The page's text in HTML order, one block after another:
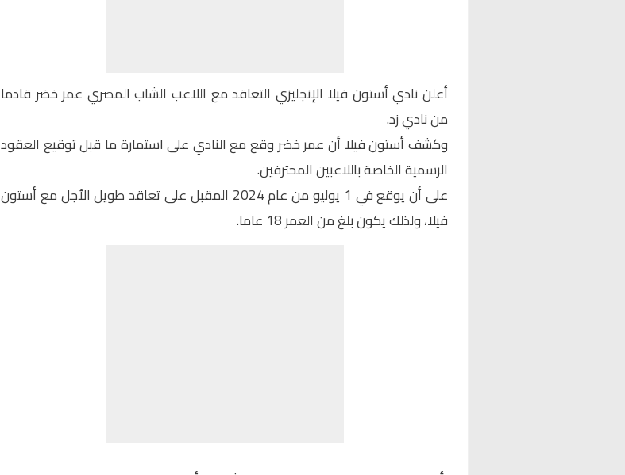
أعلن نادي أستون فيلا الإنجليزي التعاقد مع اللاعب الشاب المصري عمر خضر قادما
من نادي زد.
وكشف أستون فيلا أن عمر خضر وقع مع النادي على استمارة ما قبل توقيع العقود
الرسمية الخاصة باللاعبين المحترفين.
على أن يوقع في 1 يوليو من عام 2024 المقبل على تعاقد طويل الأجل مع أستون
فيلا، ولذلك يكون بلغ من العمر 18 عاما.